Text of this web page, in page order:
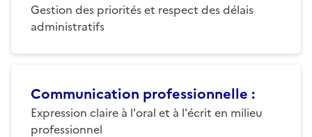
Gestion des priorités et respect des délais
administratifs
Communication professionnelle :
Expression claire à l'oral et à l'écrit en milieu
professionnel